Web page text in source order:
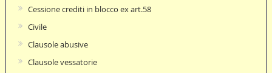
Cessione crediti in blocco ex art.58
Civile
Clausole abusive
Clausole vessatorie